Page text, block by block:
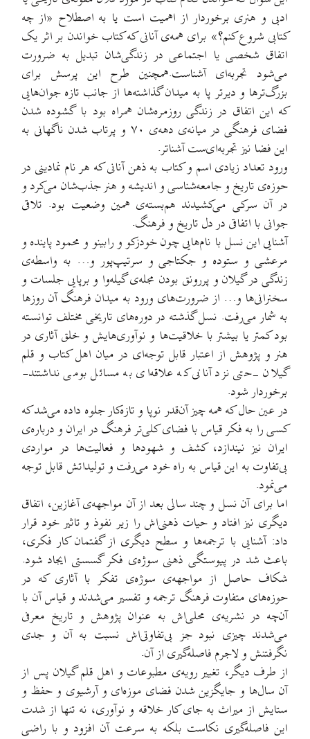
ادبی و هنری برخوردار از اهمیت است یا به اصطلاح «از چه
کتابی شروع کنم؟» برای همه‌ی آنانی که کتاب خواندن بر اثر یک
اتفاق شخصی یا اجتماعی در زندگی‌شان تبدیل به ضرورت
می‌شود تجربه‌ای آشناست.همچنین طرح این پرسش برای
بزرگ‌ترها و دیرتر پا به میدان گذاشته‌ها از جانب تازه جوان‌هایی
که این اتفاق در زندگی روزمره‌شان همراه بود با گشوده شدن
فضای فرهنگی در میانه‌ی دهه‌ی ۷۰ و پرتاب شدن ناگهانی به
این فضا نیز تجربه‌ای‌ست آشناتر.
ورود تعداد زیادی اسم و کتاب به ذهن آنانی که هر نام نمادینی در
حوزه‌ی تاریخ و جامعه‌شناسی و اندیشه و هنر جذب‌شان می‌کرد و
در آن سرکی می‌کشیدند هم‌بسته‌ی همین وضعیت بود. تلاقی
جوانی با اتفاقی در دل تاریخ و فرهنگ.
آشنایی این نسل با نام‌هایی چون خودزکو و رابینو و محمود پاینده و
مرعشی و ستوده و جکتاجی و سرتیپ‌پور و… به واسطه‌ی
زندگی در گیلان و پررونق بودن مجله‌ی گیله‌وا و برپایی جلسات و
سخنرانی‌ها و… از ضرورت‌های ورود به میدان فرهنگ آن روزها
به شمار می‌رفت. نسل گذشته در دوره‌های تاریخی مختلف توانسته
بود کمتر یا بیشتر با خلاقیت‌ها و نوآوری‌هایش و خلق آثاری در
هنر و پژوهش از اعتبار قابل توجه‌ای در میان اهل کتاب و قلم
گیلان -حتی نزد آنانی که علاقه‌ای به مسائل بومی نداشتند-
برخوردار شود.
در عین حال که همه چیز آن‌قدر نوپا و تازه‌کار جلوه داده می‌شد که
کسی را به فکر قیاس با فضای کلی‌تر فرهنگ در ایران و درباره‌ی
ایران نیز نیندازد، کشف و شهودها و فعالیت‌ها در مواردی
بی‌تفاوت به این قیاس به راه خود می‌رفت و تولیداتش قابل توجه
می‌نمود.
اما برای آن نسل و چند سالی بعد از آن مواجهه‌ی آغازین، اتفاق
دیگری نیز افتاد و حیات ذهنی‌اش را زیر نفوذ و تاثیر خود قرار
داد: آشنایی با ترجمه‌ها و سطح دیگری از گفتمان کار فکری،
باعث شد در پیوستگی ذهنی سوژه‌ی فکر گسستی ایجاد شود.
شکاف حاصل از مواجهه‌ی سوژه‌ی تفکر با آثاری که در
حوزه‌های متفاوت فرهنگ ترجمه و تفسیر می‌شدند و قیاس آن با
آن‌چه در نشریه‌ی محلی‌اش به عنوان پژوهش و تاریخ معرفی
می‌شدند چیزی نبود جز بی‌تفاوتی‌اش نسبت به آن و جدی
نگرفتنش و لاجرم فاصله‌گیری از آن.
از طرف دیگر، تغییر رویه‌ی مطبوعات و اهل قلم گیلان پس از
آن سال‌ها و جایگزین شدن فضای موزه‌ای و آرشیوی و حفظ و
ستایش از میراث به جای کار خلاقه و نوآوری، نه تنها از شدت
این فاصله‌گیری نکاست بلکه به سرعت آن افزود و با راضی